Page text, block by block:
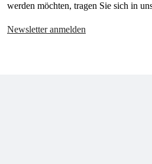
werden möchten, tragen Sie sich in
Newsletter anmelden